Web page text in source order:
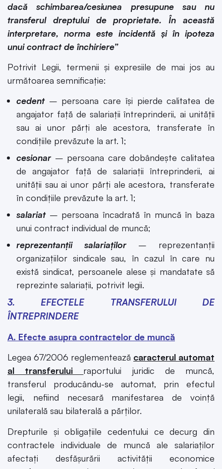
dacă schimbarea/cesiunea presupune sau nu
transferul dreptului de proprietate. În această
interpretare, norma este incidentă și în ipoteza
unui contract de închiriere”
Potrivit Legii, termenii și expresiile de mai jos au
următoarea semnificație:
cedent – persoana care îşi pierde calitatea de
angajator faţă de salariaţii întreprinderii, ai unităţii
sau ai unor părţi ale acestora, transferate în
condiţiile prevăzute la art. 1;
cesionar– persoana care dobândeşte calitatea
de angajator faţă de salariaţii întreprinderii, ai
unităţii sau ai unor părţi ale acestora, transferate
în condiţiile prevăzute la art. 1;
salariat – persoana încadrată în muncă în baza
unui contract individual de muncă;
reprezentanţii salariaţilor– reprezentanţii
organizaţiilor sindicale sau, în cazul în care nu
există sindicat, persoanele alese şi mandatate să
reprezinte salariaţii, potrivit legii.
3. EFECTELE TRANSFERULUI DE
ÎNTREPRINDERE
A. Efecte asupra contractelor de muncă
Legea 67/2006 reglementează caracterul automat
al transferului raportului juridic de muncă,
transferul producându-se automat, prin efectul
legii, nefiind necesară manifestarea de voinţă
unilaterală sau bilaterală a părţilor.
Drepturile și obligațiile cedentului ce decurg din
contractele individuale de muncă ale salariaților
afectați desfășurării activității economice